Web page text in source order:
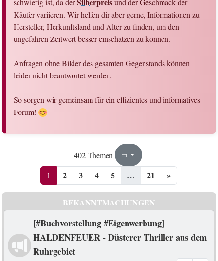
schwierig ist, da der
und der Geschmack der
Käufer variieren. Wir helfen dir aber gerne, Informationen zu
Hersteller, Herkunftsland und Alter zu finden, um den
ungefähren Zeitwert besser einschätzen zu können.
Anfragen ohne Bilder des gesamten Gegenstands können
leider nicht beantwortet werden.
So sorgen wir gemeinsam für ein effizientes und informatives
Forum!
402 Themen Seite1
1 2 3 4 5 … 21 »
BEKANNTMACHUNGEN
[#Buchvorstellung #Eigenwerbung]
HALDENFEUER - Düsterer Thriller aus dem
Ruhrgebiet